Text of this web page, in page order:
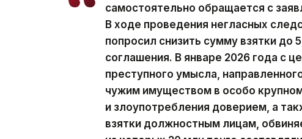
самостоятельно обращается с
В ходе проведения негласных
попросил снизить сумму взятки до
соглашения. В январе 2026 года с
преступного умысла,
чужим имуществом в особо
и злоупотребления доверием, а
взятки должностным лицам,